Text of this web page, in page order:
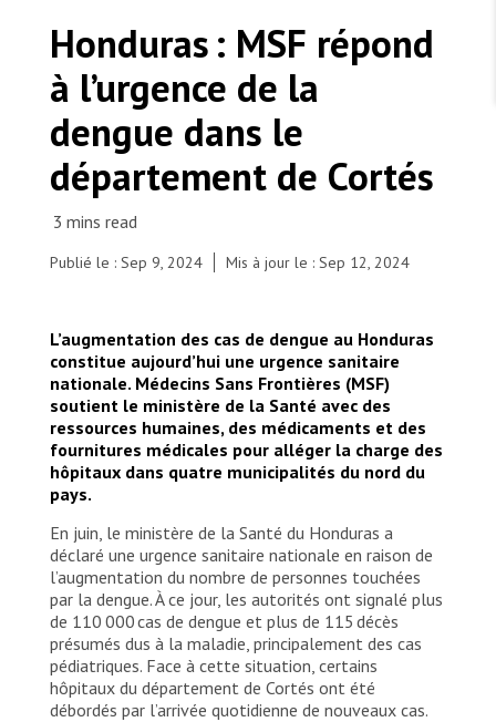
Les États négligent leur obligation de protéger les
personnes civiles et les services de santé en temps
de guerre
Urgence Ebola
Séismes au Venezuela : conséquences et intervention
de MSF
Dons des fondations
Partenariat d’entreprise
Les Amis de MSF
Travailler avec MSF
Travailler à l’étranger
Travailler au Canada
Nous recrutons : Logisticien ou logisticienne
technique
MSF fournit du personnel médical pour prendre en
charge les personnes ayant des symptômes de
dengue.
Honduras : MSF répond
à l’urgence de la
dengue dans le
département de Cortés
Publié le : Sep 9, 2024 Mis à jour le : Sep 12, 2024
L’augmentation des cas de dengue au Honduras
constitue aujourd’hui une urgence sanitaire
nationale. Médecins Sans Frontières (MSF)
soutient le ministère de la Santé avec des
ressources humaines, des médicaments et des
fournitures médicales pour alléger la charge des
hôpitaux dans quatre municipalités du nord du
pays.
En juin, le ministère de la Santé du Honduras a
déclaré une urgence sanitaire nationale en raison de
l’augmentation du nombre de personnes touchées
par la dengue. À ce jour, les autorités ont signalé plus
de 110 000 cas de dengue et plus de 115 décès
présumés dus à la maladie, principalement des cas
pédiatriques. Face à cette situation, certains
hôpitaux du département de Cortés ont été
débordés par l’arrivée quotidienne de nouveaux cas.